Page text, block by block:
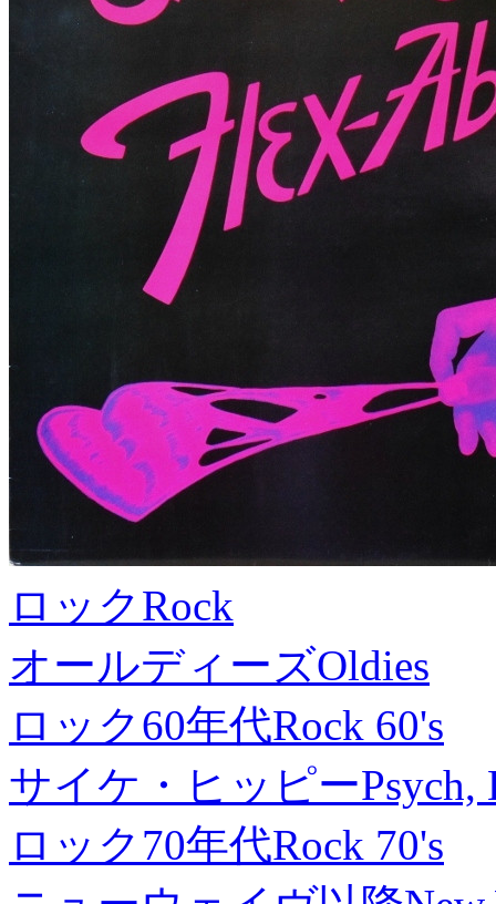
ロックRock
オールディーズOldies
ロック60年代Rock 60's
サイケ・ヒッピーPsych,
ロック70年代Rock 70's